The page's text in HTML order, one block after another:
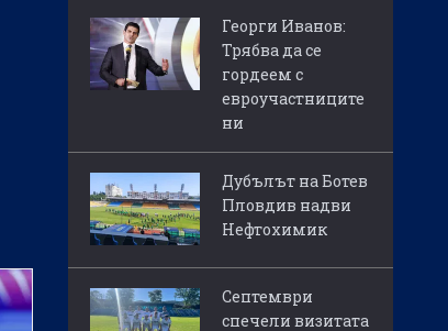
Георги Иванов:
Трябва да се
гордеем с
евроучастниците
ни
Дубълът на Ботев
Пловдив надви
Нефтохимик
Септември
спечели визитата